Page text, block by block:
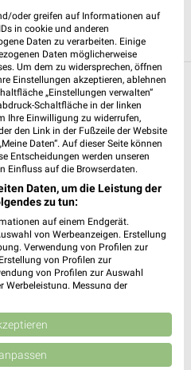
mit Angeboten in
in Geesthacht
oder greifen auf Informationen auf
in cookie und anderen
Daten zu verarbeiten. Einige
Daten möglicherweise
Um dem zu widersprechen, öffnen
Einstellungen akzeptieren, ablehnen
„Einstellungen verwalten“
Schaltfläche in der linken
Ihre Einwilligung zu widerrufen,
den Link in der Fußzeile der Website
Daten“. Auf dieser Seite können
Entscheidungen werden unseren
Einfluss auf die Browserdaten.
Daten, um die Leistung der
zu tun:
auf einem Endgerät.
von Werbeanzeigen. Erstellung
Verwendung von Profilen zur
von Profilen zur
von Profilen zur Auswahl
Werbeleistung. Messung der
Quellen. Entwicklung und
reduzierter Daten zur Auswahl
Union weitergegeben und in die